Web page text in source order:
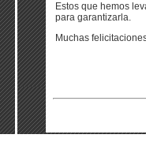
Estos que hemos
para garantizarla.
Muchas